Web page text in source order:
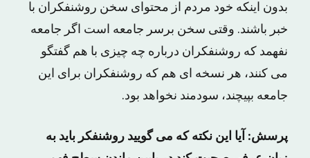
بدون اینکه خود مردم از محتوای سخن روشنفکران با
خبر باشند. وقتی سخن برسر جامعه است اگر جامعه
نفهمد که روشنفکران درباره چه چیزی با هم گفتگو
می کنند، هر نسخه ای هم که روشنفکران برای این
جامعه بپیچند، سودمند نخواهد بود.
پرسش: آیا این نکته که می گویید روشنفکر باید به